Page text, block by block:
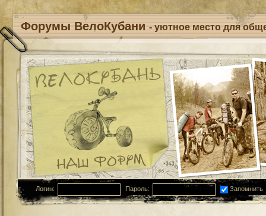
Форумы ВелоКубани - уютное место для
Логин: Пароль: Запомнить